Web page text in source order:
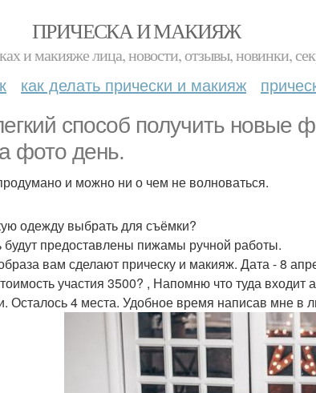
ПРИЧЕСКА И МАКИЯЖ
и макияже лица, новости, отзывы, новинки,
как делать прически и макияж
способ получить новые
фото день.
и можно ни о чем не волноваться.
одежду выбрать для съёмки?
предоставлены пижамы ручной работы.
вам сделают прическу и макияж. Дата - 8
участия 3500? , Напомню что туда
Осталось 4 места. Удобное время написав мне в